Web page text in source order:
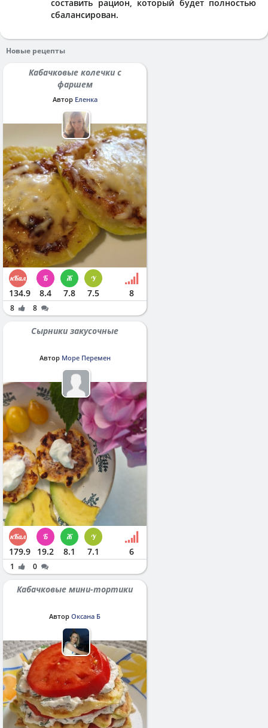
составить рацион, который будет полностью
сбалансирован.
Новые рецепты
Кабачковые колечки с
фаршем
Автор Еленка
134.9 8.4 7.8 7.5 8
8 8
Сырники закусочные
Автор Море Перемен
179.9 19.2 8.1 7.1 6
1 0
Кабачковые мини-тортики
Автор Оксана Б